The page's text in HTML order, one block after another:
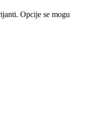
Opcije se mogu